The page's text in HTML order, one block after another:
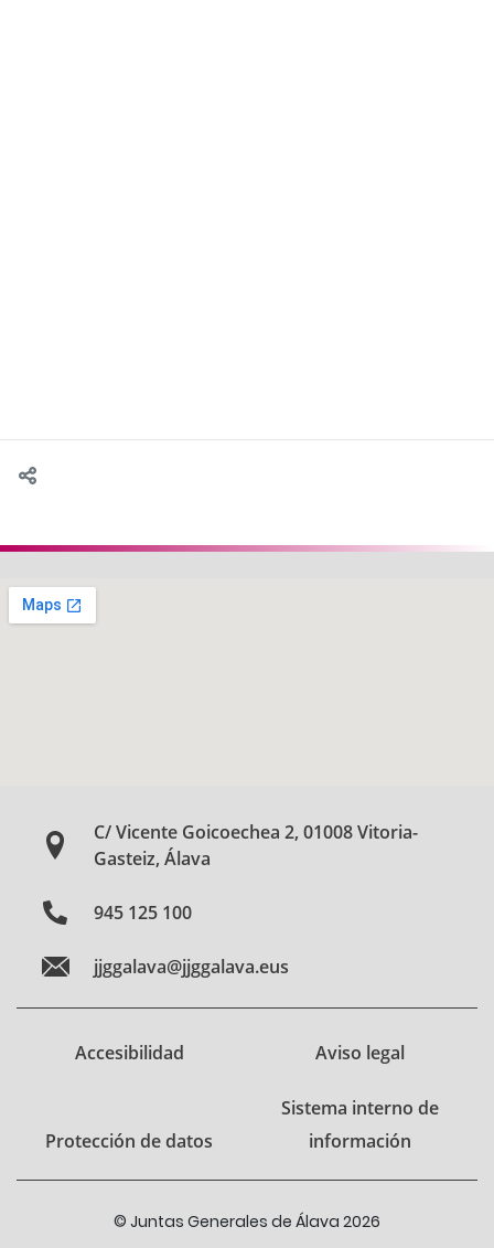
C/ Vicente Goicoechea 2, 01008 Vitoria-
Gasteiz, Álava
945 125 100
jjggalava@jjggalava.eus
Accesibilidad Aviso legal
Protección de datos
Sistema interno de
información
© Juntas Generales de Álava 2026